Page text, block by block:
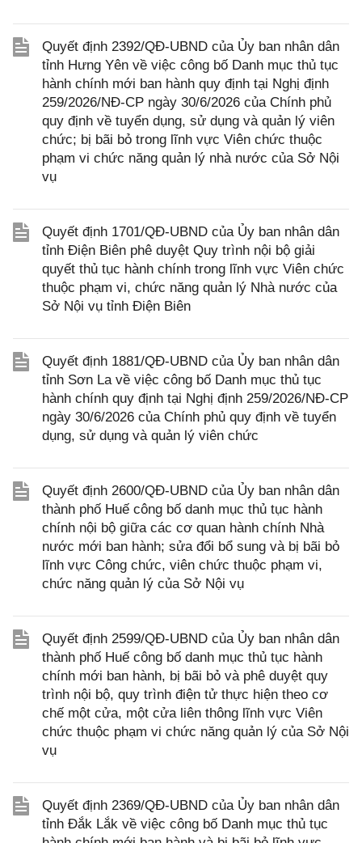
Quyết định 2392/QĐ-UBND của Ủy ban nhân dân
tỉnh Hưng Yên về việc công bố Danh mục thủ tục
hành chính mới ban hành quy định tại Nghị định
259/2026/NĐ-CP ngày 30/6/2026 của Chính phủ
quy định về tuyển dụng, sử dụng và quản lý viên
chức; bị bãi bỏ trong lĩnh vực Viên chức thuộc
phạm vi chức năng quản lý nhà nước của Sở Nội
vụ
Quyết định 1701/QĐ-UBND của Ủy ban nhân dân
tỉnh Điện Biên phê duyệt Quy trình nội bộ giải
quyết thủ tục hành chính trong lĩnh vực Viên chức
thuộc phạm vi, chức năng quản lý Nhà nước của
Sở Nội vụ tỉnh Điện Biên
Quyết định 1881/QĐ-UBND của Ủy ban nhân dân
tỉnh Sơn La về việc công bố Danh mục thủ tục
hành chính quy định tại Nghị định 259/2026/NĐ-CP
ngày 30/6/2026 của Chính phủ quy định về tuyển
dụng, sử dụng và quản lý viên chức
Quyết định 2600/QĐ-UBND của Ủy ban nhân dân
thành phố Huế công bố danh mục thủ tục hành
chính nội bộ giữa các cơ quan hành chính Nhà
nước mới ban hành; sửa đổi bổ sung và bị bãi bỏ
lĩnh vực Công chức, viên chức thuộc phạm vi,
chức năng quản lý của Sở Nội vụ
Quyết định 2599/QĐ-UBND của Ủy ban nhân dân
thành phố Huế công bố danh mục thủ tục hành
chính mới ban hành, bị bãi bỏ và phê duyệt quy
trình nội bộ, quy trình điện tử thực hiện theo cơ
chế một cửa, một cửa liên thông lĩnh vực Viên
chức thuộc phạm vi chức năng quản lý của Sở Nội
vụ
Quyết định 2369/QĐ-UBND của Ủy ban nhân dân
tỉnh Đắk Lắk về việc công bố Danh mục thủ tục